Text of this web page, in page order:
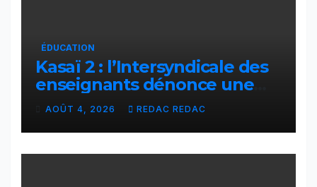
ÉDUCATION
Kasaï 2 : l’Intersyndicale des
enseignants dénonce une
contribution financière
imposée aux écoles de la
CNCA
AOÛT 4, 2026 REDAC REDAC